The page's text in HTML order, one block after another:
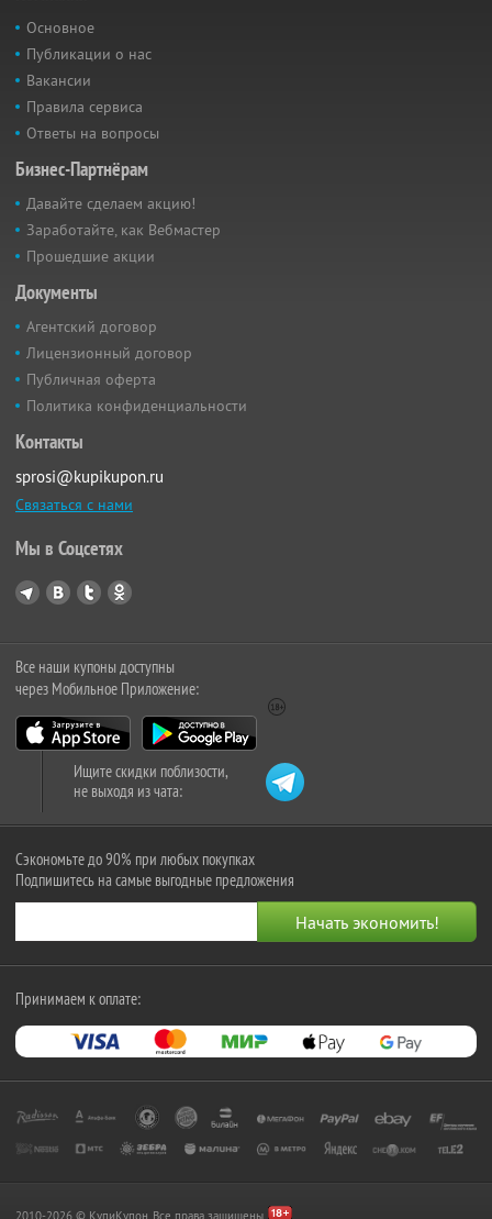
Основное
Публикации о нас
Вакансии
Правила сервиса
Ответы на вопросы
Бизнес-Партнёрам
Давайте сделаем акцию!
Заработайте, как Вебмастер
Прошедшие акции
Документы
Агентский договор
Лицензионный договор
Публичная оферта
Политика конфиденциальности
Контакты
sprosi@kupikupon.ru
Связаться с нами
Мы в Соцсетях
Все наши купоны доступны
через Мобильное Приложение:
Ищите скидки поблизости,
не выходя из чата:
Сэкономьте до 90% при любых покупках
Подпишитесь на самые выгодные предложения
Принимаем к оплате:
2010-2026 © КупиКупон. Все права защищены.